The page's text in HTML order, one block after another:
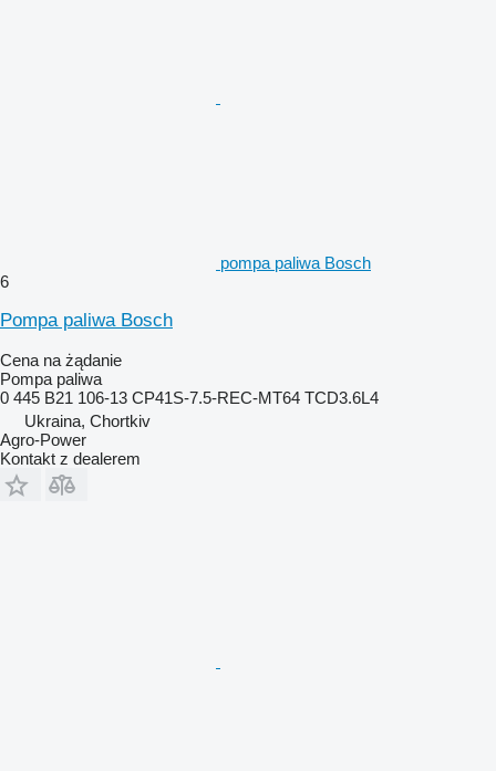
pompa paliwa Bosch
6
Pompa paliwa Bosch
Cena na żądanie
Pompa paliwa
0 445 B21 106-13 CP41S-7.5-REC-MT64 TCD3.6L4
Ukraina, Chortkiv
Agro-Power
Kontakt z dealerem